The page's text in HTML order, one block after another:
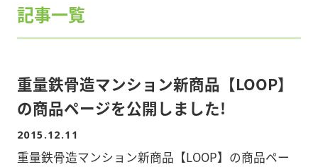
記事一覧
重量鉄骨造マンション新商品【LOOP】
の商品ページを公開しました!
2015.12.11
重量鉄骨造マンション新商品【LOOP】の商品ペー